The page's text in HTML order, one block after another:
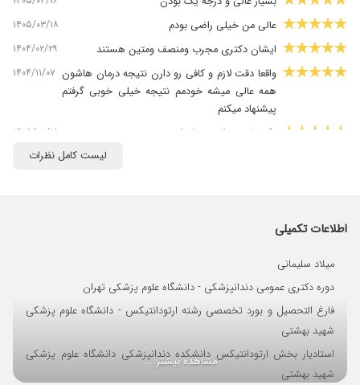
عالی من خیلی راضی بودم️ ۱۴۰۵/۰۳/۱۸
ایشان دکتری مجرب ومنصف ومتین هستند ۱۴۰۴/۰۲/۲۹
واقعا دقت لازم و کافی رو دارن نتیجه درمان هاشون
همه عالی میشه خودمم نتیجه خیلی خوبی گرفتم
پیشنهاد میکنم
۱۴۰۴/۱۱/۰۷
دکتر با حوصله و حرفه ای ۱۴۰۵/۰۳/۱۸
۱۴۰۴/۱۱/۲۰
لیست کامل نظرات
اطلاعات تکمیلی
میلاد سلیمانی
دوره دکتری عمومی دندانپزشکی - دانشگاه علوم پزشکی تهران
فارغ التحصیل و بورد تخصصی رشته ارتودانتیکس - دانشگاه علوم پزشکی
شهید بهشتی
استادیار بخش ارتودانتیکس دانشکده دندانپزشکی دانشگاه علوم پزشکی
شهید بهشتی
مشاهده بیشتر ...